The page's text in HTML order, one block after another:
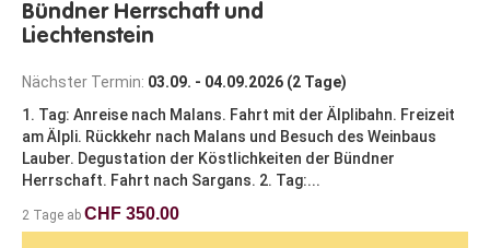
Bündner Herrschaft und
Liechtenstein
Nächster Termin: 03.09. - 04.09.2026 (2 Tage)
1. Tag: Anreise nach Malans. Fahrt mit der Älplibahn. Freizeit
am Älpli. Rückkehr nach Malans und Besuch des Weinbaus
Lauber. Degustation der Köstlichkeiten der Bündner
Herrschaft. Fahrt nach Sargans. 2. Tag:...
2 Tage ab CHF 350.00